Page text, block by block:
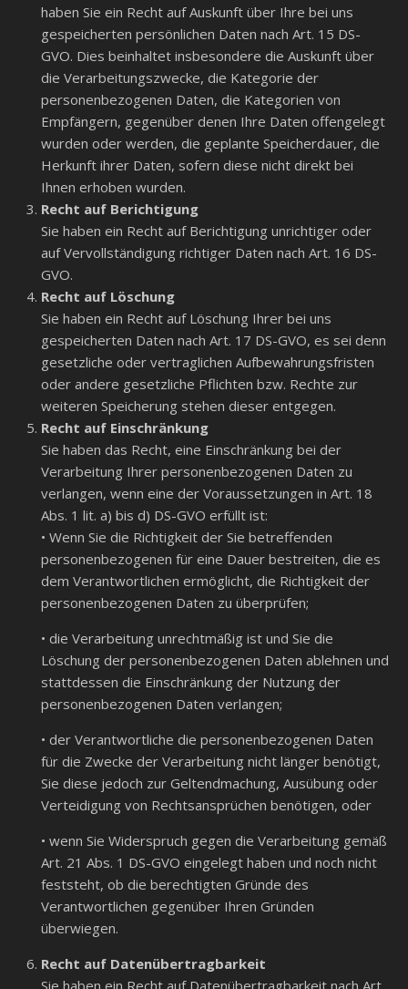
haben Sie ein Recht auf Auskunft über Ihre bei uns
gespeicherten persönlichen Daten nach Art. 15 DS-
GVO. Dies beinhaltet insbesondere die Auskunft über
die Verarbeitungszwecke, die Kategorie der
personenbezogenen Daten, die Kategorien von
Empfängern, gegenüber denen Ihre Daten offengelegt
wurden oder werden, die geplante Speicherdauer, die
Herkunft ihrer Daten, sofern diese nicht direkt bei
Ihnen erhoben wurden.
Recht auf Berichtigung
Sie haben ein Recht auf Berichtigung unrichtiger oder
auf Vervollständigung richtiger Daten nach Art. 16 DS-
GVO.
Recht auf Löschung
Sie haben ein Recht auf Löschung Ihrer bei uns
gespeicherten Daten nach Art. 17 DS-GVO, es sei denn
gesetzliche oder vertraglichen Aufbewahrungsfristen
oder andere gesetzliche Pflichten bzw. Rechte zur
weiteren Speicherung stehen dieser entgegen.
Recht auf Einschränkung
Sie haben das Recht, eine Einschränkung bei der
Verarbeitung Ihrer personenbezogenen Daten zu
verlangen, wenn eine der Voraussetzungen in Art. 18
Abs. 1 lit. a) bis d) DS-GVO erfüllt ist:
• Wenn Sie die Richtigkeit der Sie betreffenden
personenbezogenen für eine Dauer bestreiten, die es
dem Verantwortlichen ermöglicht, die Richtigkeit der
personenbezogenen Daten zu überprüfen;
• die Verarbeitung unrechtmäßig ist und Sie die
Löschung der personenbezogenen Daten ablehnen und
stattdessen die Einschränkung der Nutzung der
personenbezogenen Daten verlangen;
• der Verantwortliche die personenbezogenen Daten
für die Zwecke der Verarbeitung nicht länger benötigt,
Sie diese jedoch zur Geltendmachung, Ausübung oder
Verteidigung von Rechtsansprüchen benötigen, oder
• wenn Sie Widerspruch gegen die Verarbeitung gemäß
Art. 21 Abs. 1 DS-GVO eingelegt haben und noch nicht
feststeht, ob die berechtigten Gründe des
Verantwortlichen gegenüber Ihren Gründen
überwiegen.
Recht auf Datenübertragbarkeit
Sie haben ein Recht auf Datenübertragbarkeit nach Art.